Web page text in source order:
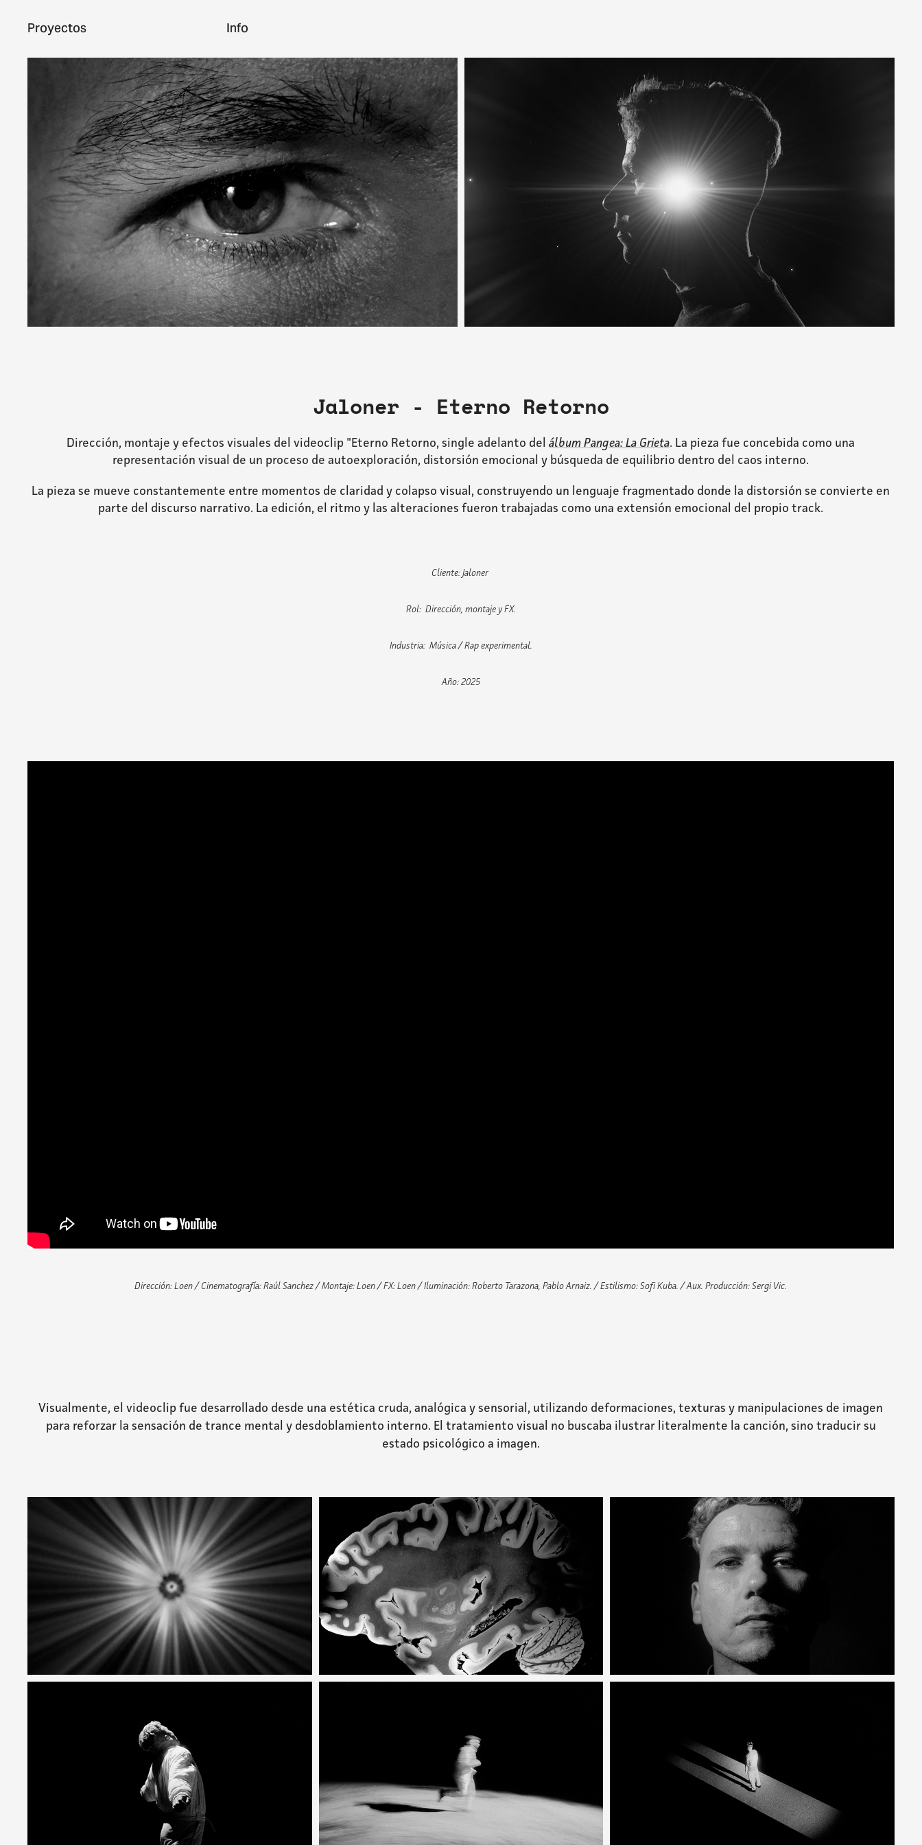
Proyectos Info
Jaloner - Eterno Retorno
Dirección, montaje y efectos visuales del videoclip "Eterno Retorno, single adelanto delálbum Pangea: La Grieta. La pieza fue concebida como una
representación visual de un proceso de autoexploración, distorsión emocional y búsqueda de equilibrio dentro del caos interno.
La pieza se mueve constantemente entre momentos de claridad y colapso visual, construyendo un lenguaje fragmentado donde la distorsión se convierte en
parte del discurso narrativo. La edición, el ritmo y las alteraciones fueron trabajadas como una extensión emocional del propio track.
Cliente: Jaloner
Rol: Dirección, montaje y FX.
Industria: Música / Rap experimental.
Año: 2025
Dirección: Loen /Cinematografía: Raúl Sanchez /Montaje: Loen /FX: Loen /Iluminación: Roberto Tarazona, Pablo Arnaiz. /Estilismo: Sofi Kuba. /Aux. Producción: Sergi Vic.
Visualmente, el videoclip fue desarrollado desde una estética cruda, analógica y sensorial, utilizando deformaciones, texturas y manipulaciones de imagen
para reforzar la sensación de trance mental y desdoblamiento interno. El tratamiento visual no buscaba ilustrar literalmente la canción, sino traducir su
estado psicológico a imagen.